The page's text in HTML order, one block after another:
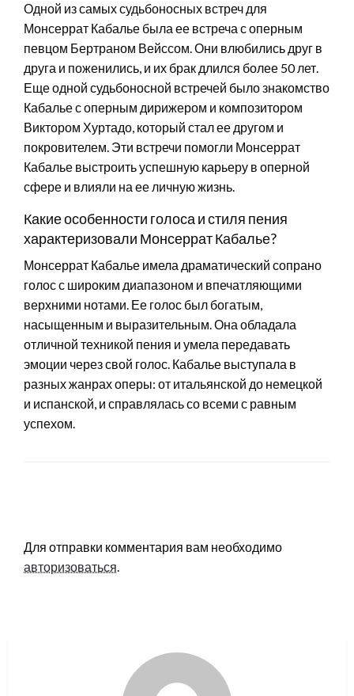
Одной из самых судьбоносных встреч для
Монсеррат Кабалье была ее встреча с оперным
певцом Бертраном Вейссом. Они влюбились друг в
друга и поженились, и их брак длился более 50 лет.
Еще одной судьбоносной встречей было знакомство
Кабалье с оперным дирижером и композитором
Виктором Хуртадо, который стал ее другом и
покровителем. Эти встречи помогли Монсеррат
Кабалье выстроить успешную карьеру в оперной
сфере и влияли на ее личную жизнь.
Какие особенности голоса и стиля пения
характеризовали Монсеррат Кабалье?
Монсеррат Кабалье имела драматический сопрано
голос с широким диапазоном и впечатляющими
верхними нотами. Ее голос был богатым,
насыщенным и выразительным. Она обладала
отличной техникой пения и умела передавать
эмоции через свой голос. Кабалье выступала в
разных жанрах оперы: от итальянской до немецкой
и испанской, и справлялась со всеми с равным
успехом.
Для отправки комментария вам необходимо
авторизоваться.